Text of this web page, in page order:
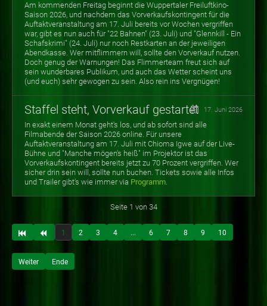
Am kommenden Freitag beginnt die Wuppertaler Freiluftkino-
Saison 2026, und nachdem das Vorverkaufskontingent für die
Auftaktveranstaltung am 17. Juli bereits vor Wochen vergriffen
war, gibt es nun auch für "22 Bahnen" (23. Juli) und "Glennkill - Ein
Schafskrimi" (24. Juli) nur noch Restkarten an der jeweiligen
Abendkasse. Wer mitflimmern will, sollte den Vorverkauf nutzen.
Doch genug der Warnungen! Das Flimmerteam freut sich auf
sein wunderbares Publikum, und auch das Wetter scheint uns
(und euch) sehr gewogen zu sein. Also rein ins Vergnügen!
Staffel steht, Vorverkauf gestartet 17. Juni 2026
In exakt einem Monat geht's los, und ab sofort sind alle
Filmabende der Saison 2026 online. Für unsere
Auftaktveranstaltung am 17. Juli mit Chioma Igwe auf der Live-
Bühne und "Manche mögen's heiß" im Projektor ist das
Vorverkaufskontingent bereits jetzt zu 70 Prozent vergriffen. Wer
sicher drin sein will, sollte nun buchen. Tickets sowie alle Infos
und Trailer gibt's wie immer via Programm.
Seite 1 von 34
1 2 3 4 ... 6 7 8 9 10
Weiter Ende